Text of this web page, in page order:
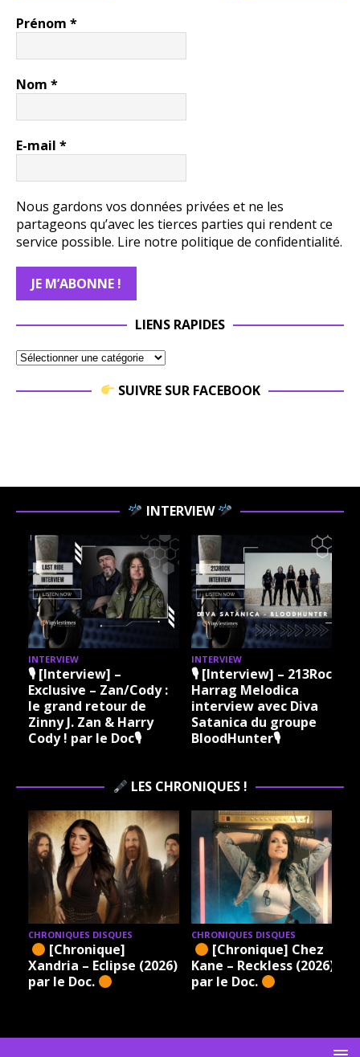
Prénom *
Nom *
E-mail *
Nous gardons vos données privées et ne les
partageons qu’avec les tierces parties qui rendent ce
service possible. Lire notre politique de confidentialité.
LIENS RAPIDES
SUIVRE SUR FACEBOOK
INTERVIEW
INTERVIEW
🎙 [Interview] –
Exclusive – Zan/Cody :
le grand retour de
Zinny J. Zan & Harry
Cody ! par le Doc🎙
INTERVIEW
🎙 [Interview] – 213Rock
Harrag Melodica
interview avec Diva
Satanica du groupe
BloodHunter🎙
LES CHRONIQUES !
CHRONIQUES DISQUES
[Chronique]
Xandria – Eclipse (2026)
par le Doc.
CHRONIQUES DISQUES
[Chronique] Chez
Kane – Reckless (2026)
par le Doc.